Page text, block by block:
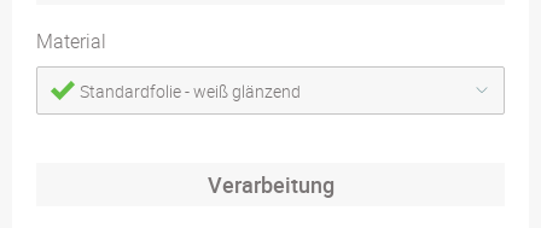
Material
Standardfolie - weiß glänzend
Verarbeitung